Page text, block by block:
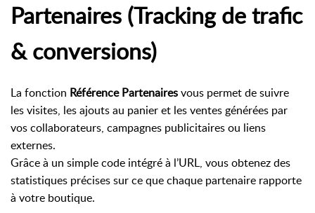
Partenaires (Tracking de trafic
& conversions)
La fonction Référence Partenairesvous permet de suivre
les visites, les ajouts au panier et les ventes générées par
vos collaborateurs, campagnes publicitaires ou liens
externes.
Grâce à un simple code intégré à l’URL, vous obtenez des
statistiques précises sur ce que chaque partenaire rapporte
à votre boutique.